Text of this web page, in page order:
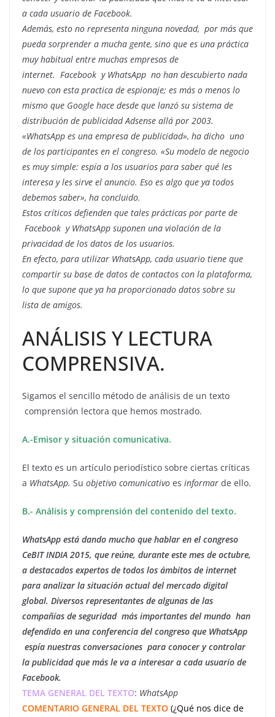
a cada usuario de Facebook.
Además, esto no representa ninguna novedad, por más que
pueda sorprender a mucha gente, sino que es una práctica
muy habitual entre muchas empresas de
internet. Facebook y WhatsApp no han descubierto nada
nuevo con esta practica de espionaje; es más o menos lo
mismo que Google hace desde que lanzó su sistema de
distribución de publicidad Adsense allá por 2003.
«WhatsApp es una empresa de publicidad», ha dicho uno
de los participantes en el congreso. «Su modelo de negocio
es muy simple: espía a los usuarios para saber qué les
interesa y les sirve el anuncio. Eso es algo que ya todos
debemos saber», ha concluido.
Estos críticos defienden que tales prácticas por parte de
Facebook y WhatsApp suponen una violación de la
privacidad de los datos de los usuarios.
En efecto, para utilizar WhatsApp, cada usuario tiene que
compartir su base de datos de contactos con la plataforma,
lo que supone que ya ha proporcionado datos sobre su
lista de amigos.
ANÁLISIS Y LECTURA
COMPRENSIVA.
Sigamos el sencillo método de análisis de un texto
comprensión lectora que hemos mostrado.
A.-Emisor y situación comunicativa.
El texto es un artículo periodístico sobre ciertas críticas
a WhatsApp. Su objetivo comunicativo es informar de ello.
B.- Análisis y comprensión del contenido del texto.
WhatsApp está dando mucho que hablar en el congreso
CeBIT INDIA 2015, que reúne, durante este mes de octubre,
a destacados expertos de todos los ámbitos de internet
para analizar la situación actual del mercado digital
global. Diversos representantes de algunas de las
compañías de seguridad más importantes del mundo han
defendido en una conferencia del congreso que WhatsApp
espía nuestras conversaciones para conocer y controlar
la publicidad que más le va a interesar a cada usuario de
Facebook.
TEMA GENERAL DEL TEXTO: WhatsApp
COMENTARIO GENERAL DEL TEXTO (¿Qué nos dice de